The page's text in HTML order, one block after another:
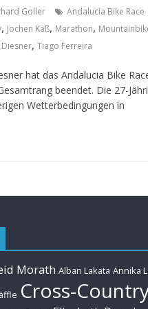
Goller
Andalucia Bike Race
, Jochen Käß, Marathon,
, Tiago Ferreira
hat das Andalucia Bike
beendet. Die 27-
Wetterbedingungen in
Morath Alban Lakata Annika
Cross-